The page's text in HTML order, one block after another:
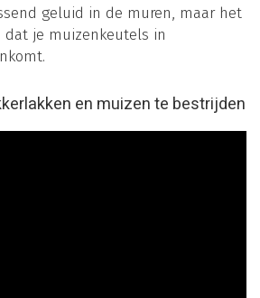
geluid in de muren, maar het
dat je muizenkeutels in
en muizen te bestrijden